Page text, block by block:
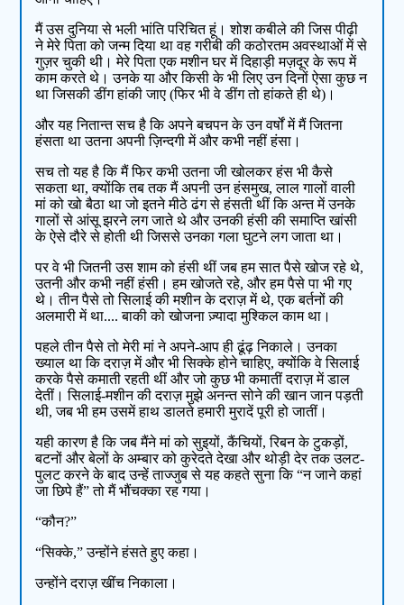
मैं उस दुनिया से भली भांति परिचित हूं। शोश कबीले की जिस पीढ़ी
ने मेरे पिता को जन्म दिया था वह गरीबी की कठोरतम अवस्थाओं में से
गुज़र चुकी थी। मेरे पिता एक मशीन घर में दिहाड़ी मज़दूर के रूप में
काम करते थे। उनके या और किसी के भी लिए उन दिनों ऐसा कुछ न
था जिसकी डींग हांकी जाए (फिर भी वे डींग तो हांकते ही थे)।
और यह नितान्त सच है कि अपने बचपन के उन वर्षों में मैं जितना
हंसता था उतना अपनी ज़िन्दगी में और कभी नहीं हंसा।
सच तो यह है कि मैं फिर कभी उतना जी खोलकर हंस भी कैसे
सकता था, क्योंकि तब तक मैं अपनी उन हंसमुख, लाल गालों वाली
मां को खो बैठा था जो इतने मीठे ढंग से हंसती थीं कि अन्त में उनके
गालों से आंसू झरने लग जाते थे और उनकी हंसी की समाप्ति खांसी
के ऐसे दौरे से होती थी जिससे उनका गला घुटने लग जाता था।
पर वे भी जितनी उस शाम को हंसी थीं जब हम सात पैसे खोज रहे थे,
उतनी और कभी नहीं हंसी। हम खोजते रहे, और हम पैसे पा भी गए
थे। तीन पैसे तो सिलाई की मशीन के दराज़ में थे, एक बर्तनों की
अलमारी में था.... बाकी को खोजना ज़्यादा मुश्किल काम था।
पहले तीन पैसे तो मेरी मां ने अपने-आप ही ढूंढ़ निकाले। उनका
ख्याल था कि दराज़ में और भी सिक्के होने चाहिए, क्योंकि वे सिलाई
करके पैसे कमाती रहती थीं और जो कुछ भी कमातीं दराज़ में डाल
देतीं। सिलाई-मशीन की दराज़ मुझे अनन्त सोने की खान जान पड़ती
थी, जब भी हम उसमें हाथ डालते हमारी मुरादें पूरी हो जातीं।
यही कारण है कि जब मैंने मां को सुइयों, कैंचियों, रिबन के टुकड़ों,
बटनों और बेलों के अम्बार को कुरेदते देखा और थोड़ी देर तक उलट-
पुलट करने के बाद उन्हें ताज्जुब से यह कहते सुना कि “न जाने कहां
जा छिपे हैं” तो मैं भौंचक्का रह गया।
“कौन?”
“सिक्के,” उन्होंने हंसते हुए कहा।
उन्होंने दराज़ खींच निकाला।